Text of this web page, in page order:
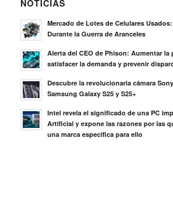
NOTICIAS
Mercado de Lotes de Celulares
Durante la Guerra de Aranceles
Alerta del CEO de Phison: Aumentar la
satisfacer la demanda y prevenir
Descubre la revolucionaria cámara
Samsung Galaxy S25 y S25+
Intel revela el significado de una PC
Artificial y expone las razones por las
una marca específica para ello